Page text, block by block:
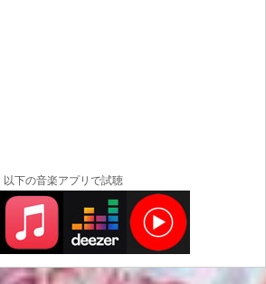
以下の音楽アプリで試聴